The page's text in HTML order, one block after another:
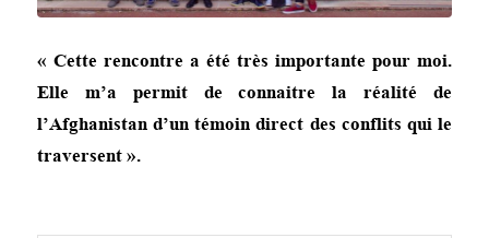
« Cette rencontre a été très importante pour moi.
Elle m’a permit de connaitre la réalité de
l’Afghanistan d’un témoin direct des conflits qui le
traversent ».